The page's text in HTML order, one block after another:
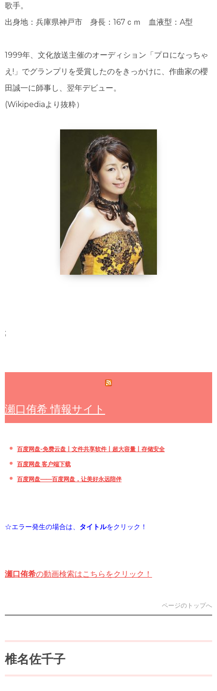
歌手。
出身地：兵庫県神戸市 身長：167ｃｍ 血液型：A型
1999年、文化放送主催のオーディション「プロになっちゃ
え!」でグランプリを受賞したのをきっかけに、作曲家の櫻
田誠一に師事し、翌年デビュー。
(Wikipediaより抜粋）
;
瀬口侑希 情報サイト
百度网盘-免费云盘丨文件共享软件丨超大容量丨存储安全
百度网盘 客户端下载
百度网盘——百度网盘，让美好永远陪伴
☆エラー発生の場合は、 タイトルをクリック！
瀬口侑希の動画検索はこちらをクリック！
ページのトップへ
椎名佐千子